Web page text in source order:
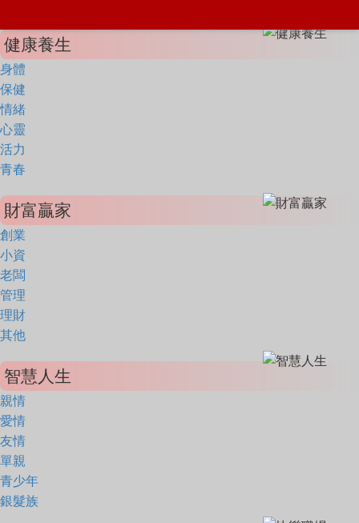
健康養生
身體
保健
情緒
心靈
活力
青春
財富贏家
創業
小資
老闆
管理
理財
其他
智慧人生
親情
愛情
友情
單親
青少年
銀髮族